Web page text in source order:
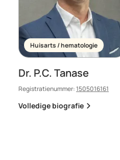
Huisarts / hematologie
Dr. P.C. Tanase
Registratienummer:1505016161
Volledige biografie